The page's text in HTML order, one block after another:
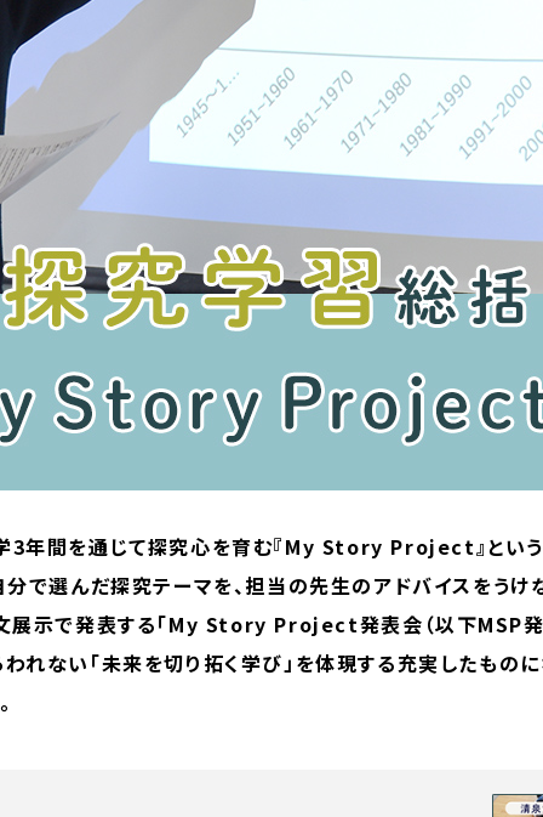
3年間を通じて探究心を育む『My Story Project』とい
分で選んだ探究テーマを、担当の先生のアドバイスをう
展示で発表する「My Story Project発表会（以下MSP発
れない「未来を切り拓く学び」を体現する充実したものに